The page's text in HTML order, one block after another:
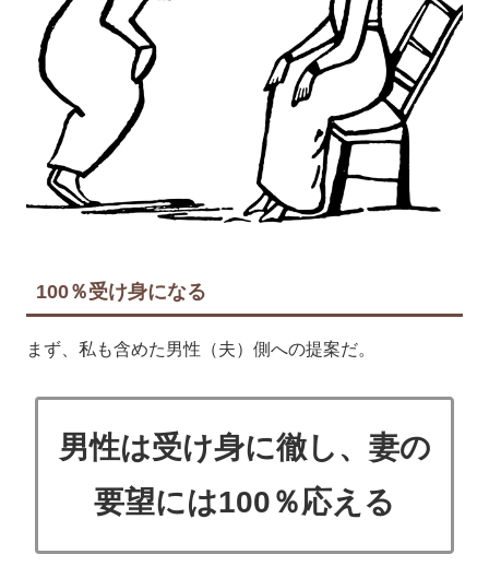
100％受け身になる
まず、私も含めた男性（夫）側への提案だ。
男性は受け身に徹し、妻の
要望には100％応える